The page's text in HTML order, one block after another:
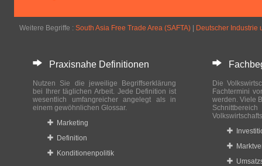
Weitere Begriffe : South Asia Free Trade Area (SAFTA) Deutscher Industrie
Praxisnahe Definitionen
Nutzen Sie die jeweilige Begriffserklärung
bei Ihrer täglichen Arbeit. Jede Definition ist
wesentlich umfangreicher angelegt als in
einem gewöhnlichen Glossar.
Marketing
Definition
Konditionenpolitik
Die
Fachtermini
werden. Viele